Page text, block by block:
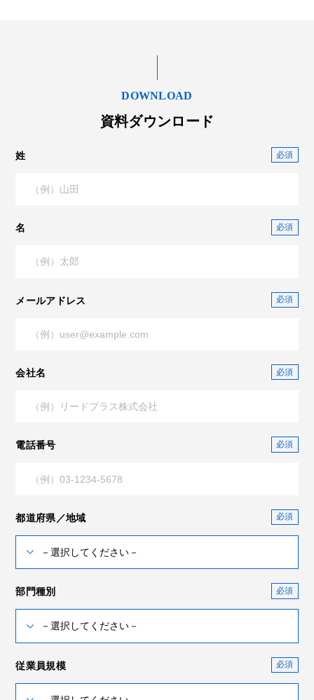
DOWNLOAD
資料ダウンロード
姓
名
メールアドレス
会社名
電話番号
都道府県／地域
部門種別
従業員規模